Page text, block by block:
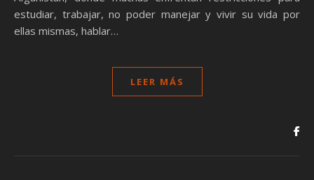
estudiar, trabajar, no poder manejar y vivir su vida por
ellas mismas, hablar…
LEER MÁS